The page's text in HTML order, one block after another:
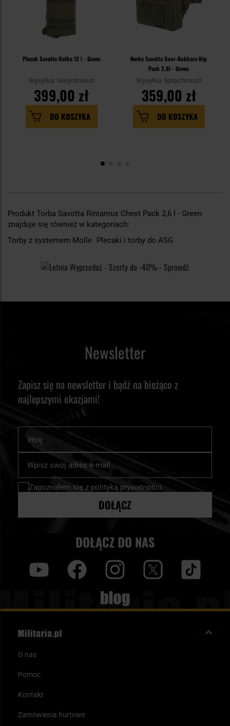
Plecak Savotta Hatka 12 l - Green
Wysyłka: Natychmiast
399,00 zł
DO KOSZYKA
Nerka Savotta Suur-Kukkaro Hip
Pack 2,6l - Green
Wysyłka: Natychmiast
359,00 zł
DO KOSZYKA
Produkt Torba Savotta Rintamus Chest Pack 2,6 l - Green
znajduje się również w kategoriach:
Torby z systemem Molle Plecaki i torby do ASG
Newsletter
Zapisz się na newsletter i bądź na bieżąco z
najlepszymi okazjami!
nasz
newsletter:
Zapoznałem się z polityką prywatności
DOŁĄCZ
DOŁĄCZ DO NAS
Blog
O nas
Pomoc
Kontakt
Zamówienia hurtowe